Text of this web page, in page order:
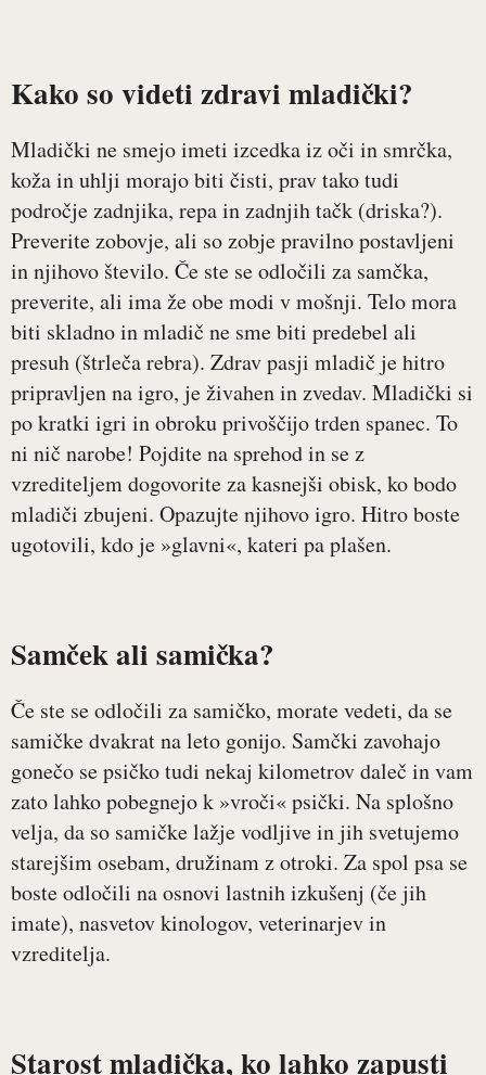
Kako so videti zdravi mladički?
Mladički ne smejo imeti izcedka iz oči in smrčka,
koža in uhlji morajo biti čisti, prav tako tudi
področje zadnjika, repa in zadnjih tačk (driska?).
Preverite zobovje, ali so zobje pravilno postavljeni
in njihovo število. Če ste se odločili za samčka,
preverite, ali ima že obe modi v mošnji. Telo mora
biti skladno in mladič ne sme biti predebel ali
presuh (štrleča rebra). Zdrav pasji mladič je hitro
pripravljen na igro, je živahen in zvedav. Mladički si
po kratki igri in obroku privoščijo trden spanec. To
ni nič narobe! Pojdite na sprehod in se z
vzrediteljem dogovorite za kasnejši obisk, ko bodo
mladiči zbujeni. Opazujte njihovo igro. Hitro boste
ugotovili, kdo je »glavni«, kateri pa plašen.
Samček ali samička?
Če ste se odločili za samičko, morate vedeti, da se
samičke dvakrat na leto gonijo. Samčki zavohajo
gonečo se psičko tudi nekaj kilometrov daleč in vam
zato lahko pobegnejo k »vroči« psički. Na splošno
velja, da so samičke lažje vodljive in jih svetujemo
starejšim osebam, družinam z otroki. Za spol psa se
boste odločili na osnovi lastnih izkušenj (če jih
imate), nasvetov kinologov, veterinarjev in
vzreditelja.
Starost mladička, ko lahko zapusti